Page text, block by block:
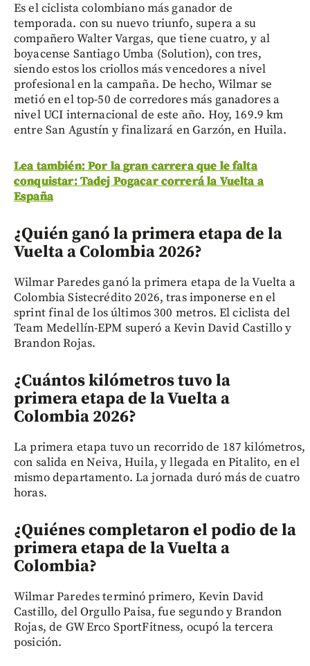
Es el ciclista colombiano más ganador de
temporada. con su nuevo triunfo, supera a su
compañero Walter Vargas, que tiene cuatro, y al
boyacense Santiago Umba (Solution), con tres,
siendo estos los criollos más vencedores a nivel
profesional en la campaña. De hecho, Wilmar se
metió en el top-50 de corredores más ganadores a
nivel UCI internacional de este año. Hoy, 169.9 km
entre San Agustín y finalizará en Garzón, en Huila.
Lea también: Por la gran carrera que le falta
conquistar: Tadej Pogacar correrá la Vuelta a
España
¿Quién ganó la primera etapa de la
Vuelta a Colombia 2026?
Wilmar Paredes ganó la primera etapa de la Vuelta a
Colombia Sistecrédito 2026, tras imponerse en el
sprint final de los últimos 300 metros. El ciclista del
Team Medellín-EPM superó a Kevin David Castillo y
Brandon Rojas.
¿Cuántos kilómetros tuvo la
primera etapa de la Vuelta a
Colombia 2026?
La primera etapa tuvo un recorrido de 187 kilómetros,
con salida en Neiva, Huila, y llegada en Pitalito, en el
mismo departamento. La jornada duró más de cuatro
horas.
¿Quiénes completaron el podio de la
primera etapa de la Vuelta a
Colombia?
Wilmar Paredes terminó primero, Kevin David
Castillo, del Orgullo Paisa, fue segundo y Brandon
Rojas, de GW Erco SportFitness, ocupó la tercera
posición.